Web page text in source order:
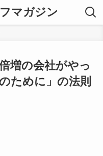
マガジン
増の会社がやっ
ために」の法則